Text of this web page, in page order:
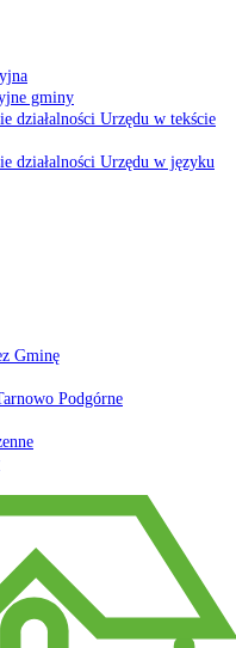
gminy
działalności Urzędu w tekście
działalności Urzędu w języku
Gminę
Podgórne